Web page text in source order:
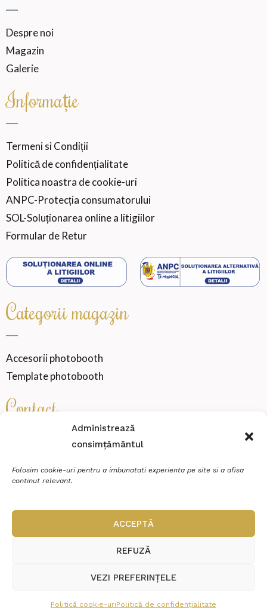
Administrează
consimțământul
Folosim cookie-uri pentru a imbunatati experienta pe site si a afisa
continut relevant.
ACCEPTĂ
REFUZĂ
VEZI PREFERINȚELE
Politică cookie-uriPolitică de confidențialitate
Despre noi
Magazin
Galerie
Informație
Termeni si Condiții
Politică de confidențialitate
Politica noastra de cookie-uri
ANPC-Protecția consumatorului
SOL-Soluționarea online a litigiilor
Formular de Retur
Categorii magazin
Accesorii photobooth
Template photobooth
Contact
SENSATION WEDDING VIBE SRL
Cod fiscal46000360
contact@sensationmoments.ro